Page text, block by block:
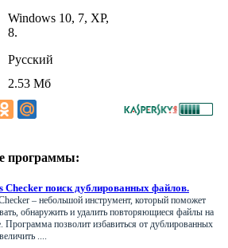
Windows 10, 7, XP,
8.
Русский
2.53 Мб
программы:
Checker поиск дублированных файлов.
– небольшой инструмент, который поможет
обнаружить и удалить повторяющиеся файлы на
Программа позволит избавиться от дублированных
....